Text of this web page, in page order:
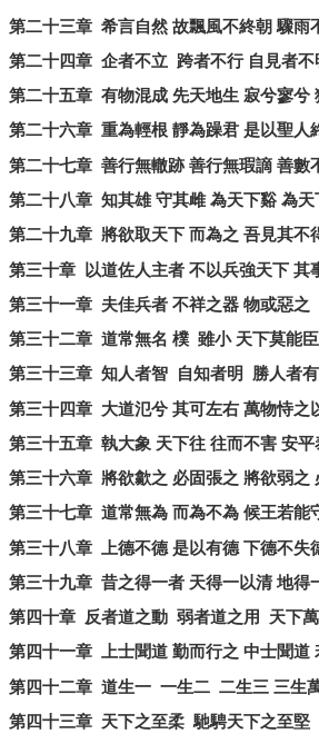
第二十三章 希言自然 故飄風不終朝 驟雨
第二十四章 企者不立 跨者不行 自見者不
第二十五章 有物混成 先天地生 寂兮寥兮
第二十六章 重為輕根 靜為躁君 是以聖人
第二十七章 善行無轍跡 善行無瑕謫 善數
第二十八章 知其雄 守其雌 為天下谿 為天
第二十九章 將欲取天下 而為之 吾見其不
第三十章
以道佐人主者 不以兵強天下 其
第三十一章 夫佳兵者 不祥之器 物或惡之
第三十二章 道常無名 樸 雖小 天下莫能臣
第三十三章 知人者智 自知者明 勝人者
第三十四章 大道氾兮 其可左右 萬物恃之
第三十五章 執大象 天下往 往而不害 安平
第三十六章 將欲歙之 必固張之 將欲弱之
第三十七章 道常無為 而為不為 候王若能
第三十八章
上德不德 是以有德 下德不失
第三十九章 昔之得一者 天得一以清 地得
第四十章 反者道之動 弱者道之用 天下
第四十一章 上士聞道 勤而行之 中士聞道
第四十二章 道生一 一生二 二生三 三生
第四十三章 天下之至柔 馳騁天下之至堅